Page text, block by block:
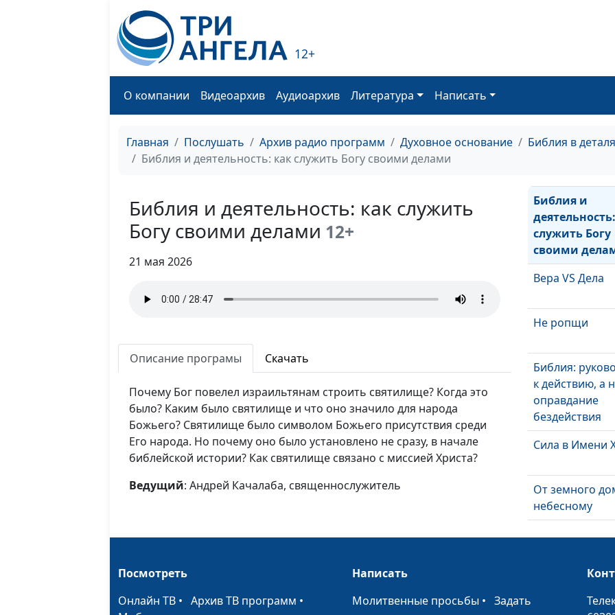
12+
О компании Видеоархив Аудиоархив Литература Написать
Главная Послушать Архив радио программ Духовное основание
Библия в
Библия и деятельность: как служить Богу своими делами
Библия и деятельность: как служить
Богу своими делами 12+
21 мая 2026
Описание програмы Скачать
Почему Бог повелел израильтянам строить святилище? Когда это
было? Каким было святилище и что оно значило для народа
Божьего? Святилище было символом Божьего присутствия среди
Его народа. Но почему оно было установлено не сразу, в начале
библейской истории? Как святилище связано с миссией Христа?
Ведущий: Андрей Качалаба, священнослужитель
Клевета и
обнимать:
Библия и
служить Богу
своими
Вера VS Дела
Не ропщи
Библия:
к действию, а
оправдание
бездействия
Сила в Имени
От земного
небесному
Почему
Знания или
Посмотреть
Онлайн ТВ • Архив ТВ программ •
Написать
Молитвенные просьбы •Задать